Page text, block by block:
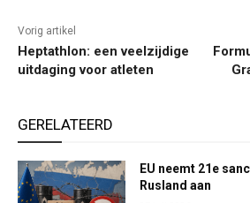
Vorig artikel
Heptathlon: een veelzijdige
uitdaging voor atleten
GERELATEERD
EU neemt 21e
Rusland aan